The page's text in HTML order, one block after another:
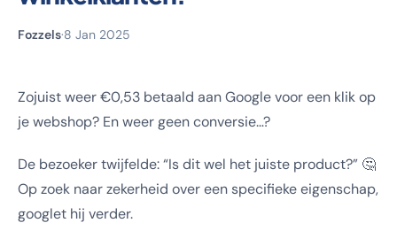
Fozzels·8 Jan 2025
Zojuist weer €0,53 betaald aan Google voor een klik op
je webshop? En weer geen conversie…?
De bezoeker twijfelde: “Is dit wel het juiste product?” 🤔
Op zoek naar zekerheid over een specifieke eigenschap,
googlet hij verder.